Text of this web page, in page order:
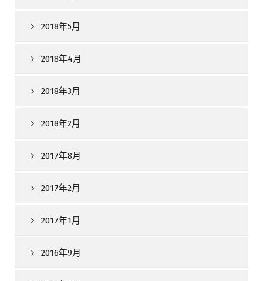
2018年5月
2018年4月
2018年3月
2018年2月
2017年8月
2017年2月
2017年1月
2016年9月